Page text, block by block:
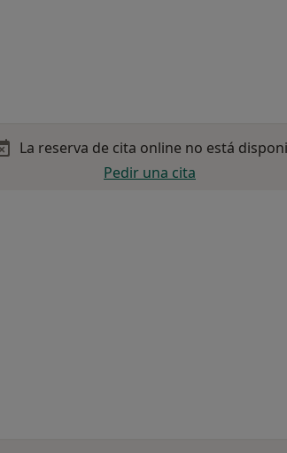
La reserva de cita online no está
Pedir una cita